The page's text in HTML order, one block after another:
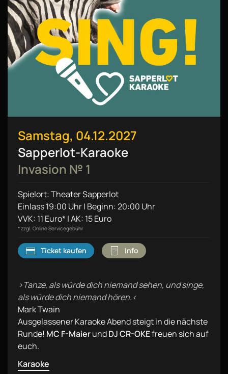
Samstag, 04.12.2027
Sapperlot-Karaoke
Invasion № 1
Spielort: Theater Sapperlot
Einlass 19:00 Uhr | Beginn: 20:00 Uhr
VVK: 11 Euro* | AK: 15 Euro
* zzgl. Online Servicegebühr
Ticket kaufen Info
›Tanze, als würde dich niemand sehen, und singe,
als würde dich niemand hören.‹
Mark Twain
Ausgelassener Karaoke Abend steigt in die nächste
Runde! MC F-MaierundDJ CR-OKEfreuen sich auf
euch.
Karaoke